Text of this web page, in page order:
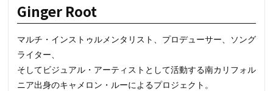
Ginger Root
マルチ・インストゥルメンタリスト、プロデューサー、ソング
ライター、
そしてビジュアル・アーティストとして活動する南カリフォル
ニア出身のキャメロン・ルーによるプロジェクト。